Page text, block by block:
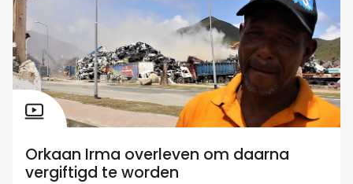
Orkaan Irma overleven om daarna
vergiftigd te worden